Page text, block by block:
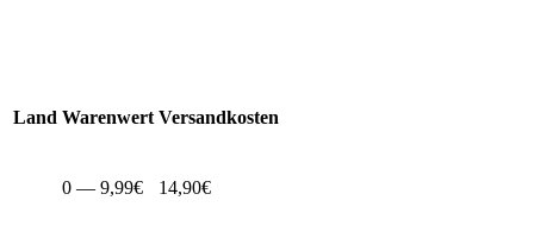
Land Warenwert Versandkosten
0 — 9,99€ 14,90€